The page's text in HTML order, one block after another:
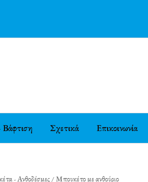
Σχετικά Επικοινωνία
- Ανθοδέσμες / Μπουκέτο με ανθούριο